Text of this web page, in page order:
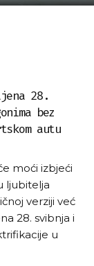
28.
bez
autu
moći izbjeći
ljubitelja
verziji već
28. svibnja i
u